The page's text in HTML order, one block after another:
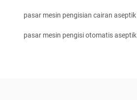
pasar mesin pengisian cairan aseptik
pasar mesin pengisi otomatis aseptik